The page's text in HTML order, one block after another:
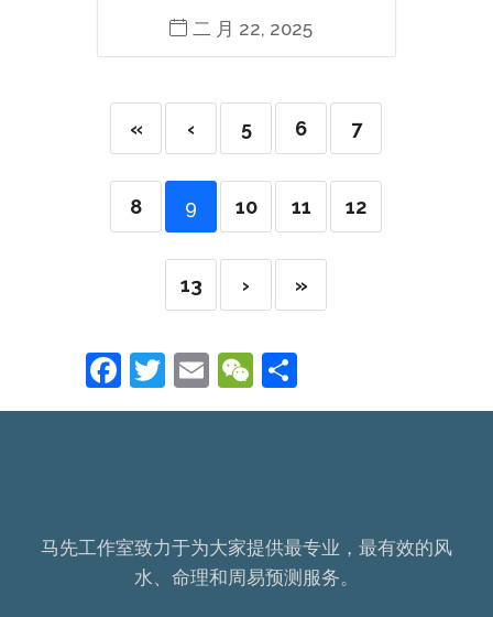
二 月 22, 2025
« ‹ 5 6 7
8 9 10 11 12
13 › »
Facebook
Twitter
EmailWeChat
马先工作室致力于为大家提供最专业，最有效的风
水、命理和周易预测服务。